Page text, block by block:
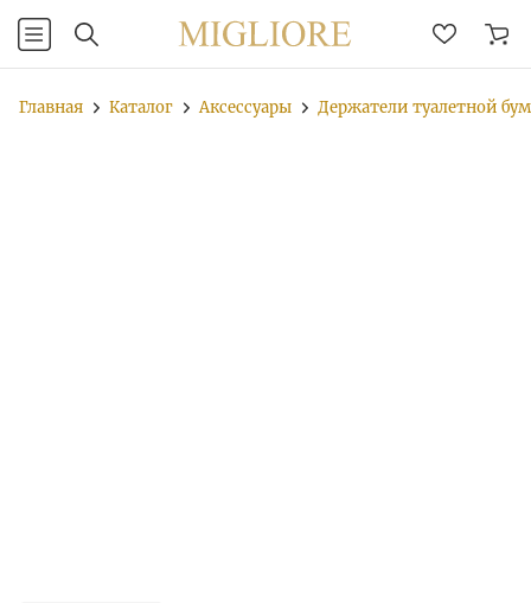
Главная Каталог Аксессуары Держатели туалетной